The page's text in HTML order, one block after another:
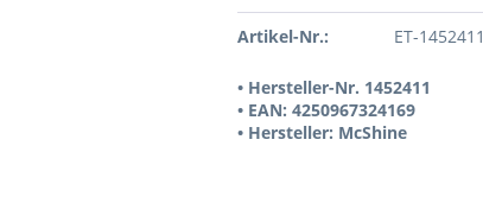
Artikel-Nr.: ET-1452411
• Hersteller-Nr. 1452411
• EAN: 4250967324169
• Hersteller: McShine